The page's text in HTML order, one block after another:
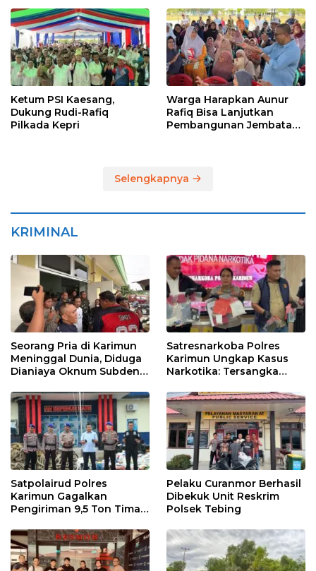
Ketum PSI Kaesang,
Dukung Rudi-Rafiq
Pilkada Kepri
Warga Harapkan Aunur
Rafiq Bisa Lanjutkan
Pembangunan Jembatan
Selengkapnya
KRIMINAL
Seorang Pria di Karimun
Meninggal Dunia, Diduga
Dianiaya Oknum Subden
Satresnarkoba Polres
Karimun Ungkap Kasus
Narkotika: Tersangka
Internasional
Satpolairud Polres
Karimun Gagalkan
Pengiriman 9,5 Ton Timah
Tersangka Diamankan
Pelaku Curanmor Berhasil
Dibekuk Unit Reskrim
Polsek Tebing